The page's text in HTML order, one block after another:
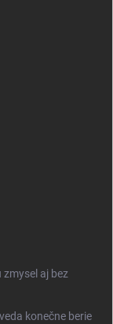
aj bez
konečne berie